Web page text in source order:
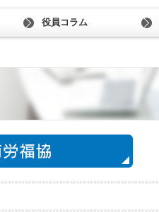
役員コラム